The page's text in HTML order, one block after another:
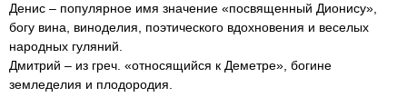
Денис – популярное имя значение «посвященный Дионису»,
богу вина, виноделия, поэтического вдохновения и веселых
народных гуляний.
Дмитрий – из греч. «относящийся к Деметре», богине
земледелия и плодородия.